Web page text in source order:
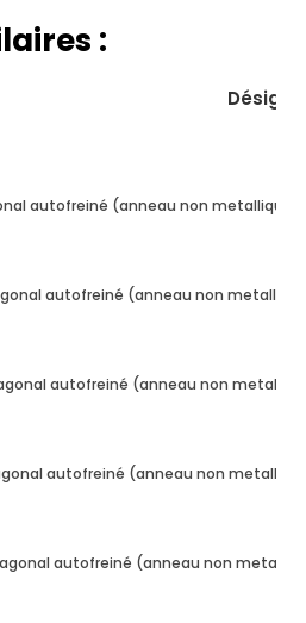
:
autofreiné (anneau non metallique)
autofreiné (anneau non
autofreiné (anneau non
autofreiné (anneau non
autofreiné (anneau non